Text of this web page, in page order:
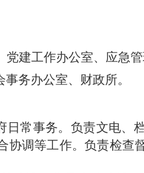
建工作办公室、应急管
事务办公室、财政所。
常事务。负责文电、
协调等工作。负责检查